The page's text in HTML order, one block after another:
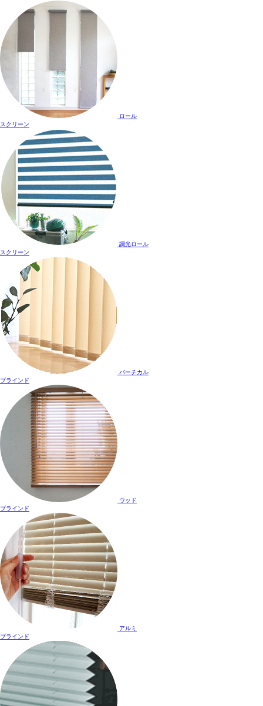
ロール
スクリーン
調光ロール
スクリーン
バーチカル
ブラインド
ウッド
ブラインド
アルミ
ブラインド